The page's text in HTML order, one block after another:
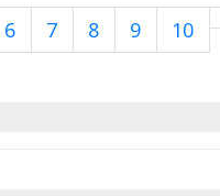
6 7 8 9 10